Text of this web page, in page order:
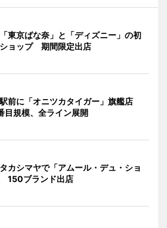
東京ばな奈」と「ディズニー」の初
ョップ 期間限定出店
前に「オニツカタイガー」旗艦店
目規模、全ライン展開
カシマヤで「アムール・デュ・ショ
150ブランド出店